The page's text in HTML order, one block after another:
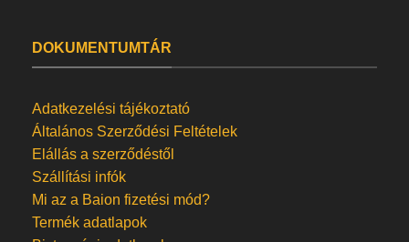
DOKUMENTUMTÁR
Adatkezelési tájékoztató
Általános Szerződési Feltételek
Elállás a szerződéstől
Szállítási infók
Mi az a Baion fizetési mód?
Termék adatlapok